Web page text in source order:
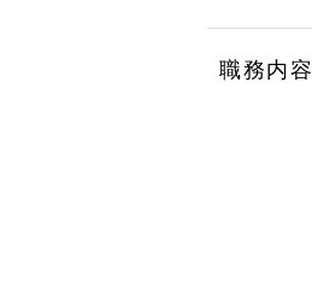
職務内容